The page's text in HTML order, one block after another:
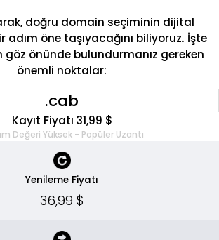
doğru domain seçiminin dijital
öne taşıyacağını biliyoruz. İşte
göz önünde bulundurmanız gereken
önemli noktalar:
.cab
Kayıt Fiyatı 31,99 $
Değeri Yüksek - Popüler Uzantı
Yenileme Fiyatı
36,99 $